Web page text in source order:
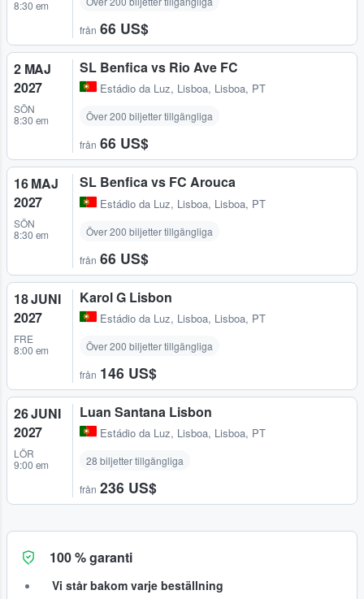
8:30 em
från 66 US$
2 MAJ
2027
SÖN
8:30 em
SL Benfica vs Rio Ave FC
Estádio da Luz, Lisboa, Lisboa, PT
Över 200 biljetter tillgängliga
från 66 US$
16 MAJ
2027
SÖN
8:30 em
SL Benfica vs FC Arouca
Estádio da Luz, Lisboa, Lisboa, PT
Över 200 biljetter tillgängliga
från 66 US$
18 JUNI
2027
FRE
8:00 em
Karol G Lisbon
Estádio da Luz, Lisboa, Lisboa, PT
Över 200 biljetter tillgängliga
från 146 US$
26 JUNI
2027
LÖR
9:00 em
Luan Santana Lisbon
Estádio da Luz, Lisboa, Lisboa, PT
28 biljetter tillgängliga
från 236 US$
100 % garanti
Vi står bakom varje beställning